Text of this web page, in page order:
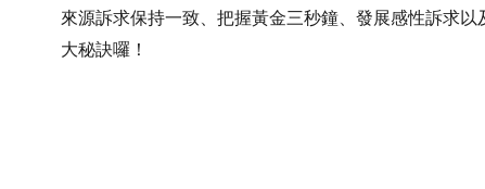
來源訴求保持一致、把握黃金三秒鐘、發展感性訴求
大秘訣囉！